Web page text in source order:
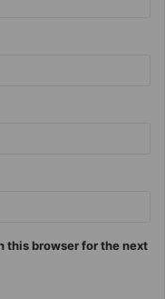
this browser for the next